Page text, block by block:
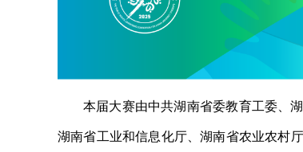
本届大赛由中共湖南省委教育工委、
湖南省工业和信息化厅、湖南省农业农村